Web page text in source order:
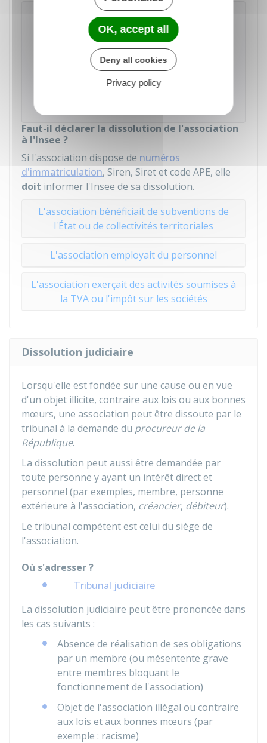
Dissolution d'une association (e-
dissolution)
Accéder au service en ligne
Faut-il déclarer la dissolution de l'association
à l'Insee ?
Si l'association dispose de numéros
d'immatriculation, Siren, Siret et code APE, elle
doit informer l'Insee de sa dissolution.
L'association bénéficiait de subventions de
l'État ou de collectivités territoriales
L'association employait du personnel
L'association exerçait des activités soumises à
la TVA ou l'impôt sur les sociétés
Dissolution judiciaire
Lorsqu'elle est fondée sur une cause ou en vue
d'un objet illicite, contraire aux lois ou aux bonnes
mœurs, une association peut être dissoute par le
tribunal à la demande du procureur de la
République.
La dissolution peut aussi être demandée par
toute personne y ayant un intérêt direct et
personnel (par exemples, membre, personne
extérieure à l'association, créancier, débiteur).
Le tribunal compétent est celui du siège de
l'association.
Où s'adresser ?
Tribunal judiciaire
La dissolution judiciaire peut être prononcée dans
les cas suivants :
Absence de réalisation de ses obligations
par un membre (ou mésentente grave
entre membres bloquant le
fonctionnement de l'association)
Objet de l'association illégal ou contraire
aux lois et aux bonnes mœurs (par
exemple : racisme)
OK, accept all
Deny all cookies
Privacy policy